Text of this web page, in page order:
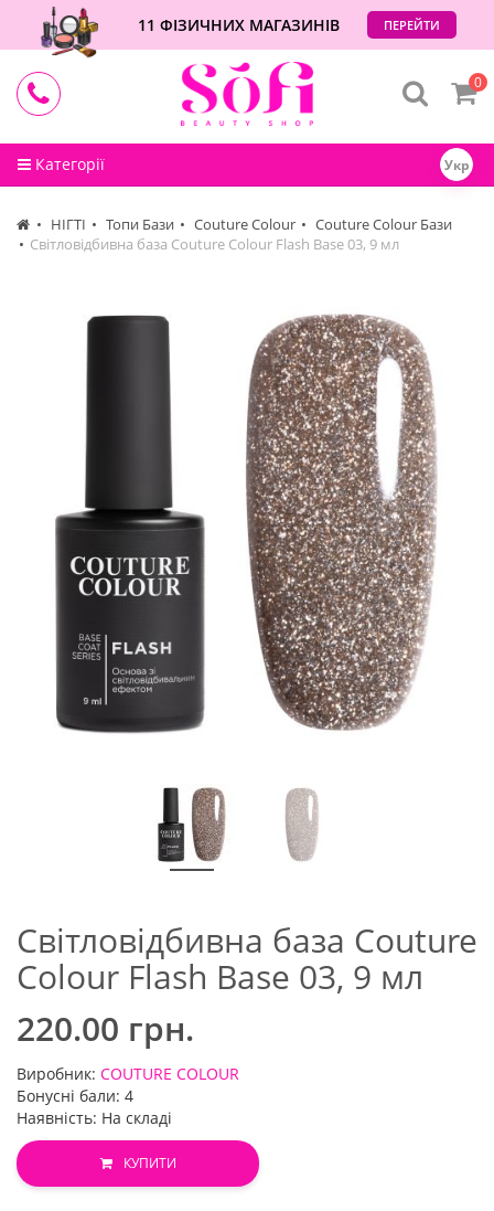
11 ФІЗИЧНИХ МАГАЗИНІВ ПЕРЕЙТИ
Категорії Укр
0
НІГТІ Топи Бази Couture Colour
Couture Colour Бази
Світловідбивна база Couture Colour Flash Base 03, 9 мл
Світловідбивна база Couture
Colour Flash Base 03, 9 мл
220.00 грн.
Виробник: COUTURE COLOUR
Бонусні бали: 4
Наявність: На складі
КУПИТИ